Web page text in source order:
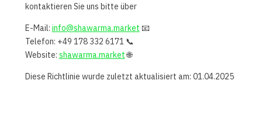
kontaktieren Sie uns bitte über
📧 E-Mail:
info@shawarma.market
📞 Telefon: +49 178 332 6171
🌐 Website:
shawarma.market
Diese Richtlinie wurde zuletzt aktualisiert am: 01.04.2025